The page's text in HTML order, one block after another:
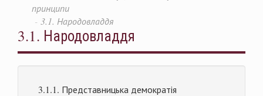
принципи
3.1. Народовладдя
3.1. Народовладдя
3.1.1. Представницька демократія